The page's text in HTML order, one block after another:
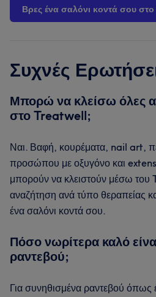
Βρες ένα σαλόνι κοντά σου
Συχνές
Μπορώ να κλείσω όλες
στο Treatwell;
Ναι. Βαφή, κουρέματα, nail art,
προσώπου με οξυγόνο και
μπορούν να κλειστούν μέσω
αναζήτηση ανά τύπο θεραπείας
ένα σαλόνι κοντά σου.
Πόσο νωρίτερα καλό
ραντεβού;
Για συνηθισμένα ραντεβού όπως